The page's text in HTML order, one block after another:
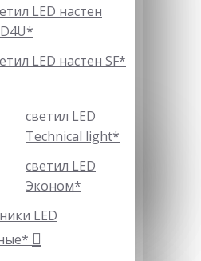
LED настен
LED настен SF*
светил LED
Technical light*
светил LED
Эконом*
LED